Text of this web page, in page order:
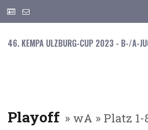
46. KEMPA ULZBURG-CUP 2023 - B-/A-
Playoff » wA » Platz 1-